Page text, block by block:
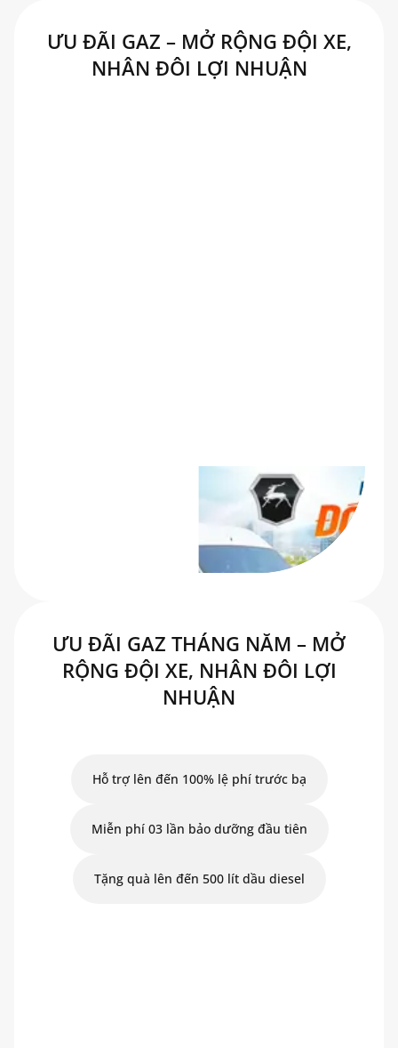
ƯU ĐÃI GAZ – MỞ RỘNG ĐỘI XE,
NHÂN ĐÔI LỢI NHUẬN
ƯU ĐÃI GAZ THÁNG NĂM – MỞ
RỘNG ĐỘI XE, NHÂN ĐÔI LỢI
NHUẬN
Hỗ trợ lên đến 100% lệ phí trước bạ
Miễn phí 03 lần bảo dưỡng đầu tiên
Tặng quà lên đến 500 lít dầu diesel